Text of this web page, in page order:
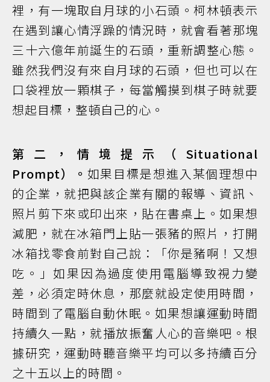
裡，有一塊取自月球的小石頭。柯林頓表示
在遇到讓心情浮躁的情況時，就會看著那塊
三十六億年前誕生的石頭，重新調整心態。
雖然我們沒有來自月球的石頭，但也可以在
口袋裡放一顆棋子，每當觸摸到棋子時就要
想起目標，整頓自己的心。
第二，情境提示（Situational
Prompt）。 如果目標是想進入某個理想中
的企業，就把與該企業有關的報導、資訊、
照片剪下來或印出來，貼在書桌上。如果想
減肥，就在冰箱門上貼一張豬的照片，打開
冰箱找零食前對自己說：「你是豬啊！又想
吃。」如果因為過度使用電腦導致視力變
差，必須定時休息，那麼就設定使用時間，
時間到了電腦自動休眠。如果想讓運動時間
持續久一點，就播放振奮人心的音樂吧。根
據研究，運動時聽音樂平均可以多持續百分
之十五以上的時間。